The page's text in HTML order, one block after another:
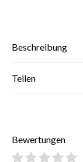
Beschreibung
Teilen
Bewertungen